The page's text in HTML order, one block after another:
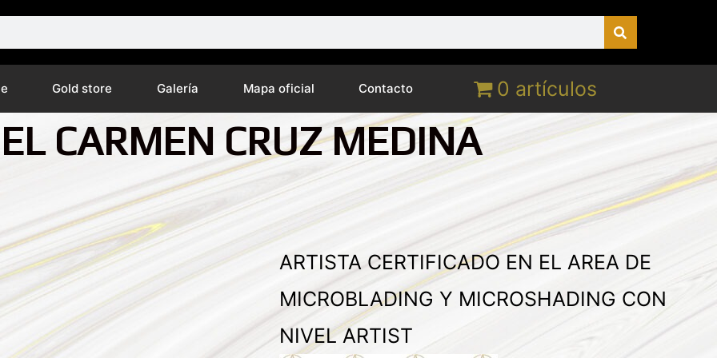
Gold store Galería Mapa oficial Contacto 0 artículos
CARMEN CRUZ MEDINA
ARTISTA CERTIFICADO EN EL AREA DE
MICROBLADING Y MICROSHADING CON
NIVEL ARTIST